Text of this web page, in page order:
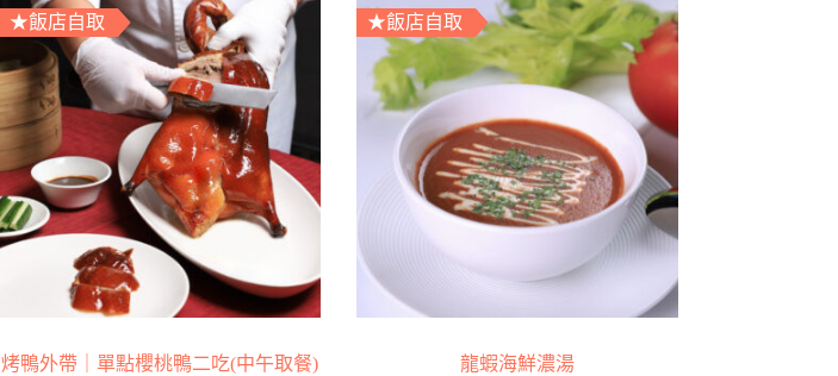
★飯店自取
烤鴨外帶｜單點櫻桃鴨二吃(中午取餐)
★飯店自取
龍蝦海鮮濃湯